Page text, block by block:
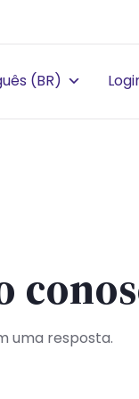
(BR)
uma resposta.